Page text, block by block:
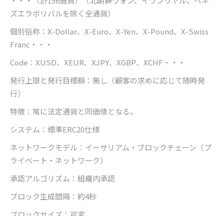
ズエラボリバルを除く全通貨）
個別俗称： X-Dollar、 X-Euro、 X-Yen、 X-Pound、 X-Swiss
Franc ・・・
Code ： XUSD、 XEUR、 XJPY、 XGBP、 XCHF ・・・
発行上限と発行目標額：無し（顧客の求めに応じて随時発
行）
特徴：常に法定通貨と同価値となる。
システム：標準ERC20仕様
ネットワークモデル：イーサリアム・ブロックチェーン（プ
ライベート・ネットワーク）
承認アルゴリズム：組織内承認
ブロック生成間隔：約4秒